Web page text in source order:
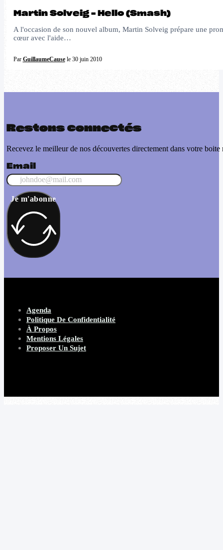
Martin Solveig – Hello (Smash)
A l'occasion de son nouvel album, Martin Solveig prépare une
cœur avec l'aide…
Par GuillaumeCausele 30 juin 2010
Restons connectés
Recevez le meilleur de nos découvertes directement dans votre boite
Email
Je m'abonne
Agenda
Politique De Confidentialité
À Propos
Mentions Légales
Proposer Un Sujet